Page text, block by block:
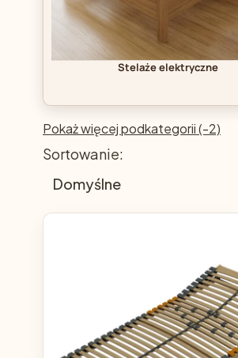
Stelaże elektryczne
Pokaż więcej podkategorii (-2)
Lista produktów
Sortowanie:
Domyślne